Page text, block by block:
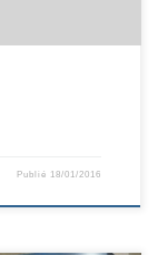
Publié 18/01/2016